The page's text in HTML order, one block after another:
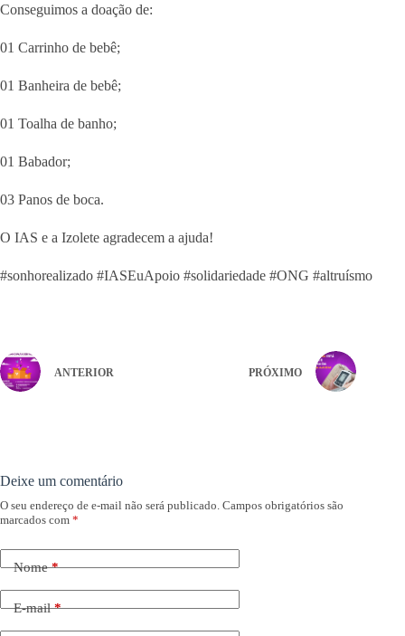
Conseguimos a doação de:
01 Carrinho de bebê;
01 Banheira de bebê;
01 Toalha de banho;
01 Babador;
03 Panos de boca.
O IAS e a Izolete agradecem a ajuda!
#sonhorealizado #IASEuApoio #solidariedade #ONG #altruísmo
ANTERIOR PRÓXIMO
Deixe um comentário
O seu endereço de e-mail não será publicado. Campos obrigatórios são
marcados com *
Nome*
E-mail*